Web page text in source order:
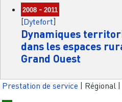
2008 -2011
[Dytefort]
Dynamiques
dans les espaces
Grand Ouest
Prestation de service Régional